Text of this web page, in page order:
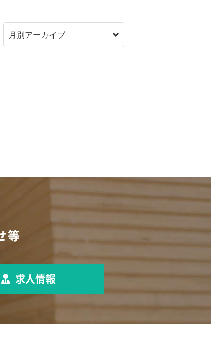
等
求人情報